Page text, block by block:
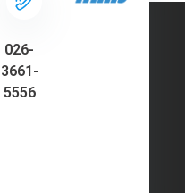
026-
3661-
5556